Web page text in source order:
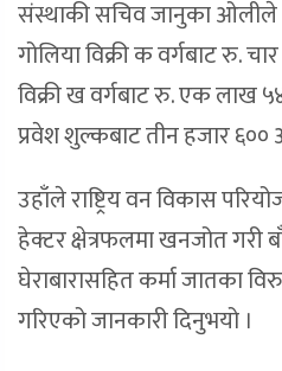
संस्थाकी सचिव जानुका ओलीले
गोलिया विक्री क वर्गबाट रु.
विक्री ख वर्गबाट रु. एक लाख
प्रवेश शुल्कबाट तीन हजार ६००
उहाँले राष्ट्रिय वन विकास
हेक्टर क्षेत्रफलमा खनजोत गरी
घेराबारासहित कर्मा जातका
गरिएको जानकारी दिनुभयो ।